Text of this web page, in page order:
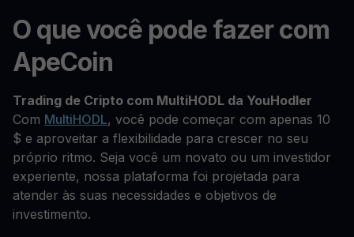
O que você pode fazer com
ApeCoin
Trading de Cripto com MultiHODL da YouHodler
Com MultiHODL, você pode começar com apenas 10
$ e aproveitar a flexibilidade para crescer no seu
próprio ritmo. Seja você um novato ou um investidor
experiente, nossa plataforma foi projetada para
atender às suas necessidades e objetivos de
investimento.